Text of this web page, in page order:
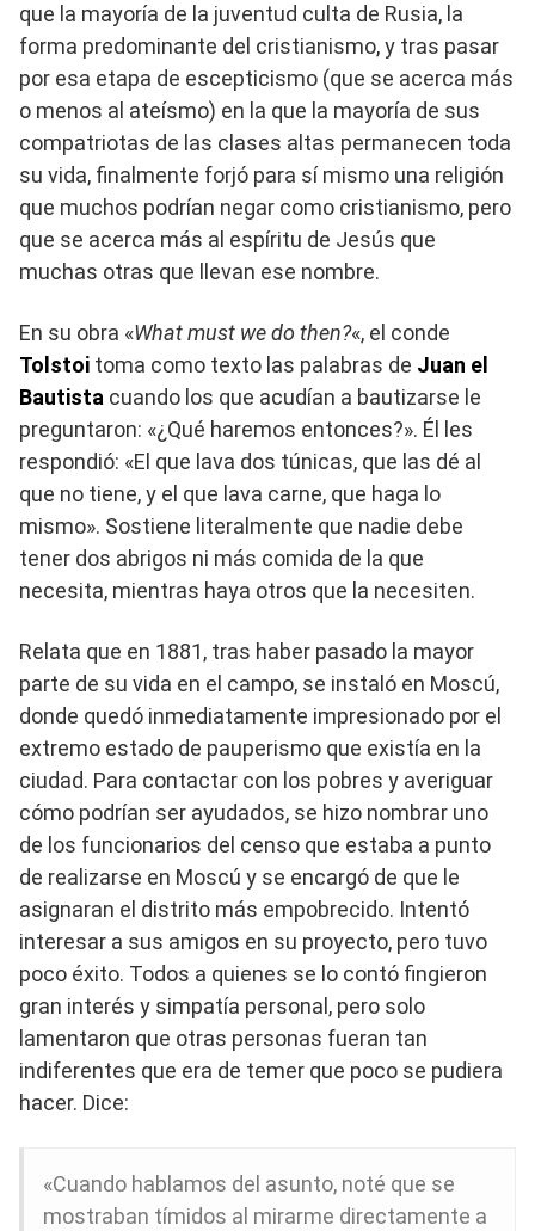
que la mayoría de la juventud culta de Rusia, la
forma predominante del cristianismo, y tras pasar
por esa etapa de escepticismo (que se acerca más
o menos al ateísmo) en la que la mayoría de sus
compatriotas de las clases altas permanecen toda
su vida, finalmente forjó para sí mismo una religión
que muchos podrían negar como cristianismo, pero
que se acerca más al espíritu de Jesús que
muchas otras que llevan ese nombre.
En su obra «What must we do then?«, el conde
Tolstoi toma como texto las palabras de Juan el
Bautista cuando los que acudían a bautizarse le
preguntaron: «¿Qué haremos entonces?». Él les
respondió: «El que lava dos túnicas, que las dé al
que no tiene, y el que lava carne, que haga lo
mismo». Sostiene literalmente que nadie debe
tener dos abrigos ni más comida de la que
necesita, mientras haya otros que la necesiten.
Relata que en 1881, tras haber pasado la mayor
parte de su vida en el campo, se instaló en Moscú,
donde quedó inmediatamente impresionado por el
extremo estado de pauperismo que existía en la
ciudad. Para contactar con los pobres y averiguar
cómo podrían ser ayudados, se hizo nombrar uno
de los funcionarios del censo que estaba a punto
de realizarse en Moscú y se encargó de que le
asignaran el distrito más empobrecido. Intentó
interesar a sus amigos en su proyecto, pero tuvo
poco éxito. Todos a quienes se lo contó fingieron
gran interés y simpatía personal, pero solo
lamentaron que otras personas fueran tan
indiferentes que era de temer que poco se pudiera
hacer. Dice:
«Cuando hablamos del asunto, noté que se
mostraban tímidos al mirarme directamente a